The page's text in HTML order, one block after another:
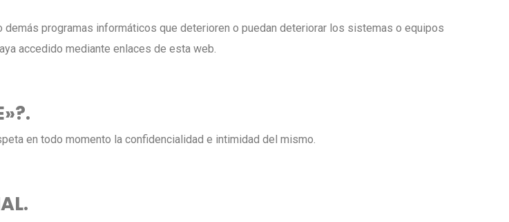
programas informáticos que deterioren o puedan deteriorar los sistemas o equipos
accedido mediante enlaces de esta web.
en todo momento la confidencialidad e intimidad del mismo.